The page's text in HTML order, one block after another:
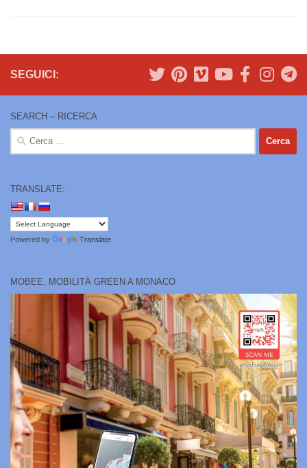
SEGUICI:
SEARCH – RICERCA
Ricerca
TRANSLATE:
Powered by Translate
MOBEE, MOBILITÀ GREEN A MONACO